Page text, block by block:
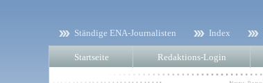
Ständige ENA-Journalisten Index
Startseite Redaktions-Login